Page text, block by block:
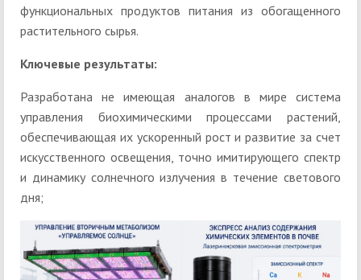
функциональных продуктов питания из обогащенного
растительного сырья.
Ключевые результаты:
Разработана не имеющая аналогов в мире система
управления биохимическими процессами растений,
обеспечивающая их ускоренный рост и развитие за счет
искусственного освещения, точно имитирующего спектр
и динамику солнечного излучения в течение светового
дня;